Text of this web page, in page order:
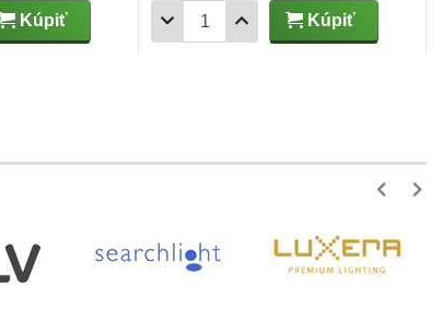
Kúpiť Kúpiť